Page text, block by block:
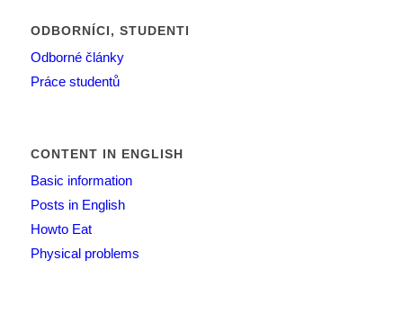
ODBORNÍCI, STUDENTI
Odborné články
Práce studentů
CONTENT IN ENGLISH
Basic information
Posts in English
Howto Eat
Physical problems